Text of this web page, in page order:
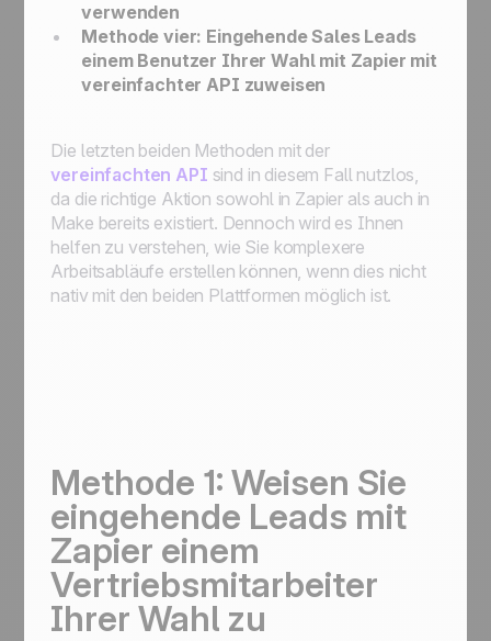
verwenden
Methode vier: Eingehende Sales Leads
einem Benutzer Ihrer Wahl mit Zapier mit
vereinfachter API zuweisen
Die letzten beiden Methoden mit der
vereinfachten API sind in diesem Fall nutzlos,
da die richtige Aktion sowohl in Zapier als auch in
Make bereits existiert. Dennoch wird es Ihnen
helfen zu verstehen, wie Sie komplexere
Arbeitsabläufe erstellen können, wenn dies nicht
nativ mit den beiden Plattformen möglich ist.
Methode 1: Weisen Sie
eingehende Leads mit
Zapier einem
Vertriebsmitarbeiter
Ihrer Wahl zu